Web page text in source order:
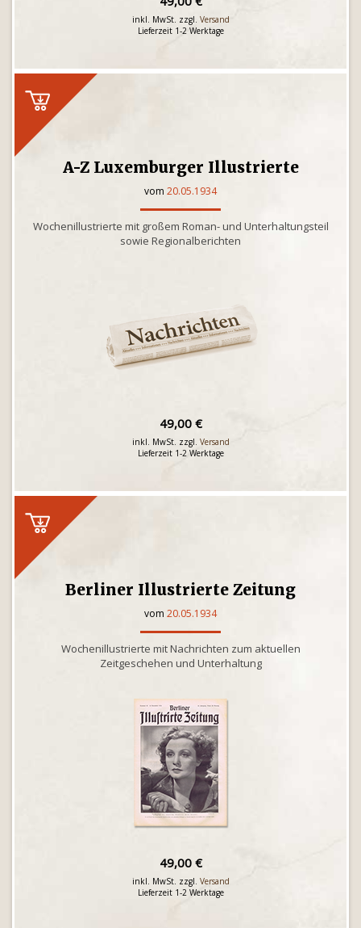
inkl. MwSt. zzgl. Versand
Lieferzeit 1-2 Werktage
A-Z Luxemburger Illustrierte
vom 20.05.1934
Wochenillustrierte mit großem Roman- und Unterhaltungsteil
sowie Regionalberichten
49,00 €
inkl. MwSt. zzgl. Versand
Lieferzeit 1-2 Werktage
Berliner Illustrierte Zeitung
vom 20.05.1934
Wochenillustrierte mit Nachrichten zum aktuellen
Zeitgeschehen und Unterhaltung
49,00 €
inkl. MwSt. zzgl. Versand
Lieferzeit 1-2 Werktage